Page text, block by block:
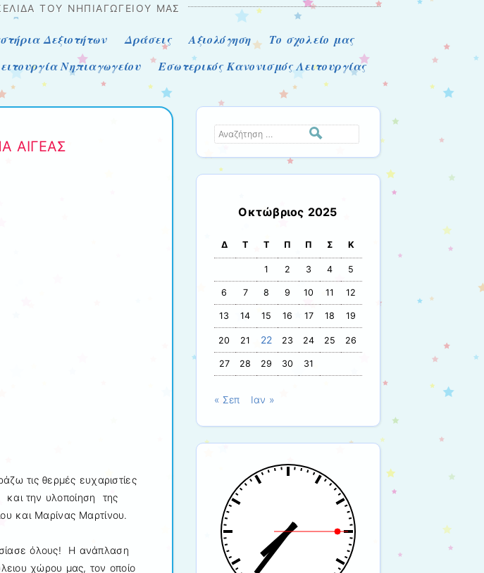
ΤΟΥ ΝΗΠΙΑΓΩΓΕΊΟΥ ΜΑΣ
Δεξιοτήτων Δράσεις Αξιολόγηση
Το σχολείο μας
Νηπιαγωγείου Εσωτερικός Κανονισμός Λειτουργίας
ΑΙΓΕΑΣ
τις θερμές ευχαριστίες
την υλοποίηση της
και Μαρίνας Μαρτίνου.
όλους! Η ανάπλαση
χώρου μας, τον οποίο
Αναζήτηση
Οκτώβριος 2025
Δ Τ Τ Π Π Σ Κ
1 2 3 4 5
6 7 8 9 10 11 12
13 14 15 16 17 18 19
20 21 22 23 24 25 26
27 28 29 30 31
« Σεπ Ιαν »